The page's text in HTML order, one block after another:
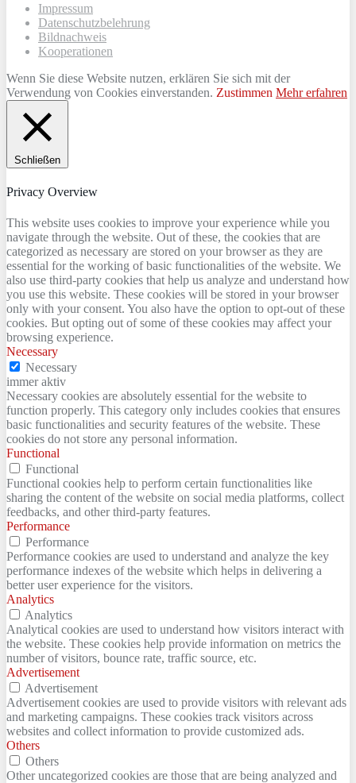
Impressum
Datenschutzbelehrung
Bildnachweis
Kooperationen
Wenn Sie diese Website nutzen, erklären Sie sich mit der
Verwendung von Cookies einverstanden. Zustimmen Mehr erfahren
Schließen
Privacy Overview
This website uses cookies to improve your experience while you
navigate through the website. Out of these, the cookies that are
categorized as necessary are stored on your browser as they are
essential for the working of basic functionalities of the website. We
also use third-party cookies that help us analyze and understand how
you use this website. These cookies will be stored in your browser
only with your consent. You also have the option to opt-out of these
cookies. But opting out of some of these cookies may affect your
browsing experience.
Necessary
Necessary
immer aktiv
Necessary cookies are absolutely essential for the website to
function properly. This category only includes cookies that ensures
basic functionalities and security features of the website. These
cookies do not store any personal information.
Functional
Functional
Functional cookies help to perform certain functionalities like
sharing the content of the website on social media platforms, collect
feedbacks, and other third-party features.
Performance
Performance
Performance cookies are used to understand and analyze the key
performance indexes of the website which helps in delivering a
better user experience for the visitors.
Analytics
Analytics
Analytical cookies are used to understand how visitors interact with
the website. These cookies help provide information on metrics the
number of visitors, bounce rate, traffic source, etc.
Advertisement
Advertisement
Advertisement cookies are used to provide visitors with relevant ads
and marketing campaigns. These cookies track visitors across
websites and collect information to provide customized ads.
Others
Others
Other uncategorized cookies are those that are being analyzed and